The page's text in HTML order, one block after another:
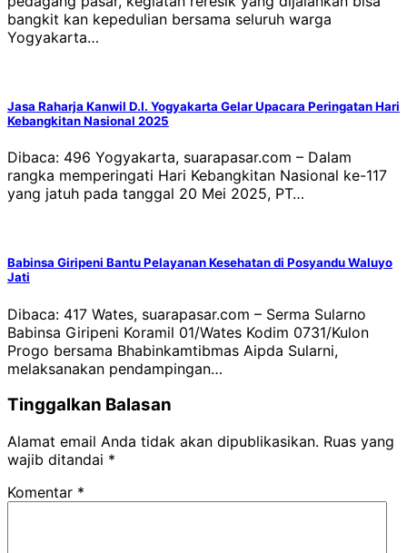
bangkit kan kepedulian bersama seluruh warga
Yogyakarta…
Jasa Raharja Kanwil D.I. Yogyakarta Gelar Upacara Peringatan Hari
Kebangkitan Nasional 2025
Dibaca: 496 Yogyakarta, suarapasar.com – Dalam
rangka memperingati Hari Kebangkitan Nasional ke-117
yang jatuh pada tanggal 20 Mei 2025, PT…
Babinsa Giripeni Bantu Pelayanan Kesehatan di Posyandu Waluyo
Jati
Dibaca: 417 Wates, suarapasar.com – Serma Sularno
Babinsa Giripeni Koramil 01/Wates Kodim 0731/Kulon
Progo bersama Bhabinkamtibmas Aipda Sularni,
melaksanakan pendampingan…
Tinggalkan Balasan
Alamat email Anda tidak akan dipublikasikan. Ruas yang
wajib ditandai *
Komentar *